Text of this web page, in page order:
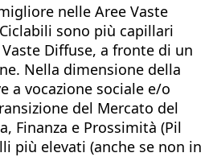
nelle Aree Vaste
sono più capillari
Diffuse, a fronte di un
Nella dimensione della
a vocazione sociale e/o
del Mercato del
Finanza e Prossimità (Pil
più elevati (anche se non in